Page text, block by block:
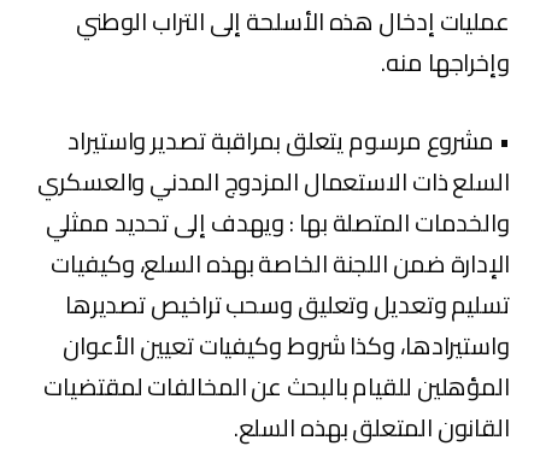
عمليات إدخال هذه الأسلحة إلى التراب الوطني
وإخراجها منه.
• مشروع مرسوم يتعلق بمراقبة تصدير واستيراد
السلع ذات الاستعمال المزدوج المدني والعسكري
والخدمات المتصلة بها : ويهدف إلى تحديد ممثلي
الإدارة ضمن اللجنة الخاصة بهذه السلع، وكيفيات
تسليم وتعديل وتعليق وسحب تراخيص تصديرها
واستيرادها، وكذا شروط وكيفيات تعيين الأعوان
المؤهلين للقيام بالبحث عن المخالفات لمقتضيات
القانون المتعلق بهذه السلع.